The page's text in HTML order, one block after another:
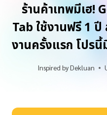
ร้านค้าเทพมีเฮ!
Tab ใช้งานฟรี 1 ปี
งานครั้งแรก โปร
Inspired byDekluan